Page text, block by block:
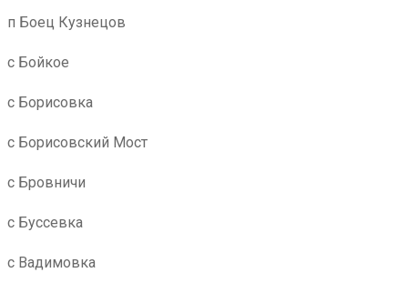
п Боец Кузнецов
с Бойкое
с Борисовка
с Борисовский Мост
с Бровничи
с Буссевка
с Вадимовка